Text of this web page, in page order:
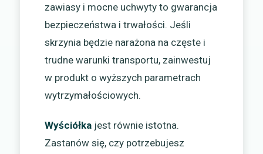
zawiasy i mocne uchwyty to gwarancja
bezpieczeństwa i trwałości. Jeśli
skrzynia będzie narażona na częste i
trudne warunki transportu, zainwestuj
w produkt o wyższych parametrach
wytrzymałościowych.
Wyściółka jest równie istotna.
Zastanów się, czy potrzebujesz